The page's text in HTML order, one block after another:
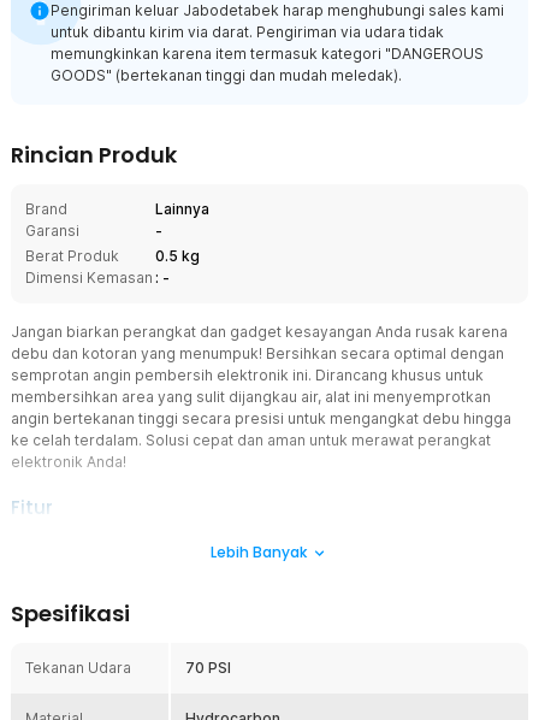
Pengiriman keluar Jabodetabek harap menghubungi sales kami
untuk dibantu kirim via darat. Pengiriman via udara tidak
memungkinkan karena item termasuk kategori "DANGEROUS
GOODS" (bertekanan tinggi dan mudah meledak).
Rincian Produk
Brand
Lainnya
Garansi
-
Berat Produk
0.5 kg
Dimensi Kemasan : -
Jangan biarkan perangkat dan gadget kesayangan Anda rusak karena
debu dan kotoran yang menumpuk! Bersihkan secara optimal dengan
semprotan angin pembersih elektronik ini. Dirancang khusus untuk
membersihkan area yang sulit dijangkau air, alat ini menyemprotkan
angin bertekanan tinggi secara presisi untuk mengangkat debu hingga
ke celah terdalam. Solusi cepat dan aman untuk merawat perangkat
elektronik Anda!
Fitur
seperti keyboard, kamera, laptop, dan perangkat elektronik
sensitif.
Lebih Banyak
Spesifikasi
Tekanan Udara 70 PSI